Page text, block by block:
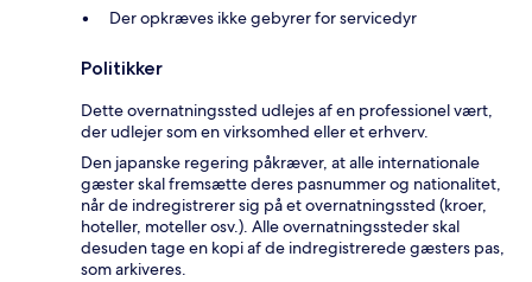
Der opkræves ikke gebyrer for servicedyr
Politikker
Dette overnatningssted udlejes af en professionel vært,
der udlejer som en virksomhed eller et erhverv.
Den japanske regering påkræver, at alle internationale
gæster skal fremsætte deres pasnummer og nationalitet,
når de indregistrerer sig på et overnatningssted (kroer,
hoteller, moteller osv.). Alle overnatningssteder skal
desuden tage en kopi af de indregistrerede gæsters pas,
som arkiveres.